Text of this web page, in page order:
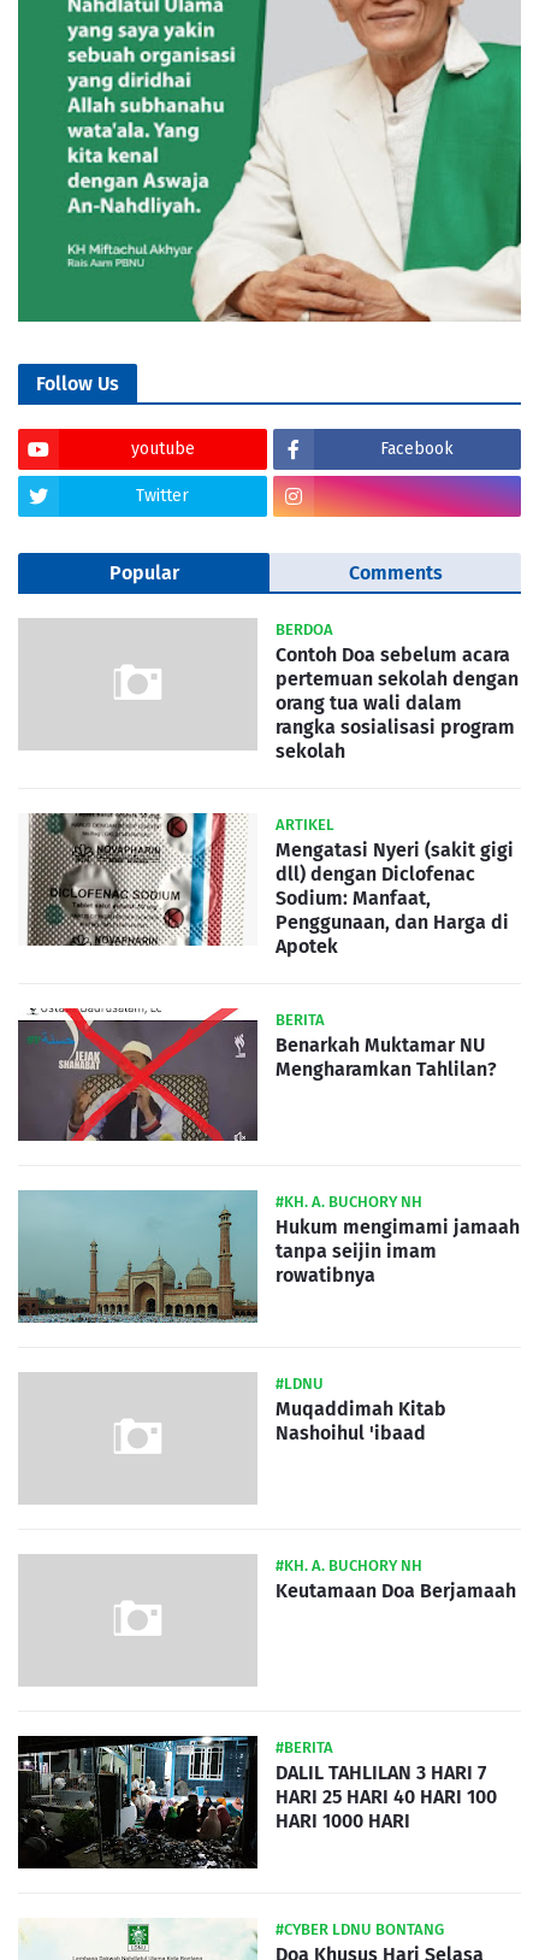
Follow Us
youtube Facebook
Twitter
Popular Comments
BERDOA
Contoh Doa sebelum acara
pertemuan sekolah dengan
orang tua wali dalam
rangka sosialisasi program
sekolah
ARTIKEL
Mengatasi Nyeri (sakit gigi
dll) dengan Diclofenac
Sodium: Manfaat,
Penggunaan, dan Harga di
Apotek
BERITA
Benarkah Muktamar NU
Mengharamkan Tahlilan?
#KH. A. BUCHORY NH
Hukum mengimami jamaah
tanpa seijin imam
rowatibnya
#LDNU
Muqaddimah Kitab
Nashoihul 'ibaad
#KH. A. BUCHORY NH
Keutamaan Doa Berjamaah
#BERITA
DALIL TAHLILAN 3 HARI 7
HARI 25 HARI 40 HARI 100
HARI 1000 HARI
#CYBER LDNU BONTANG
Doa Khusus Hari Selasa